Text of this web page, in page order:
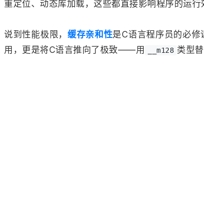
重定位、动态库加载，这些都直接影响程序的运行
说到性能极限， 缓存亲和性是C语言程序员的必修
用，更是将C语言推向了极致——用
__m128 类型